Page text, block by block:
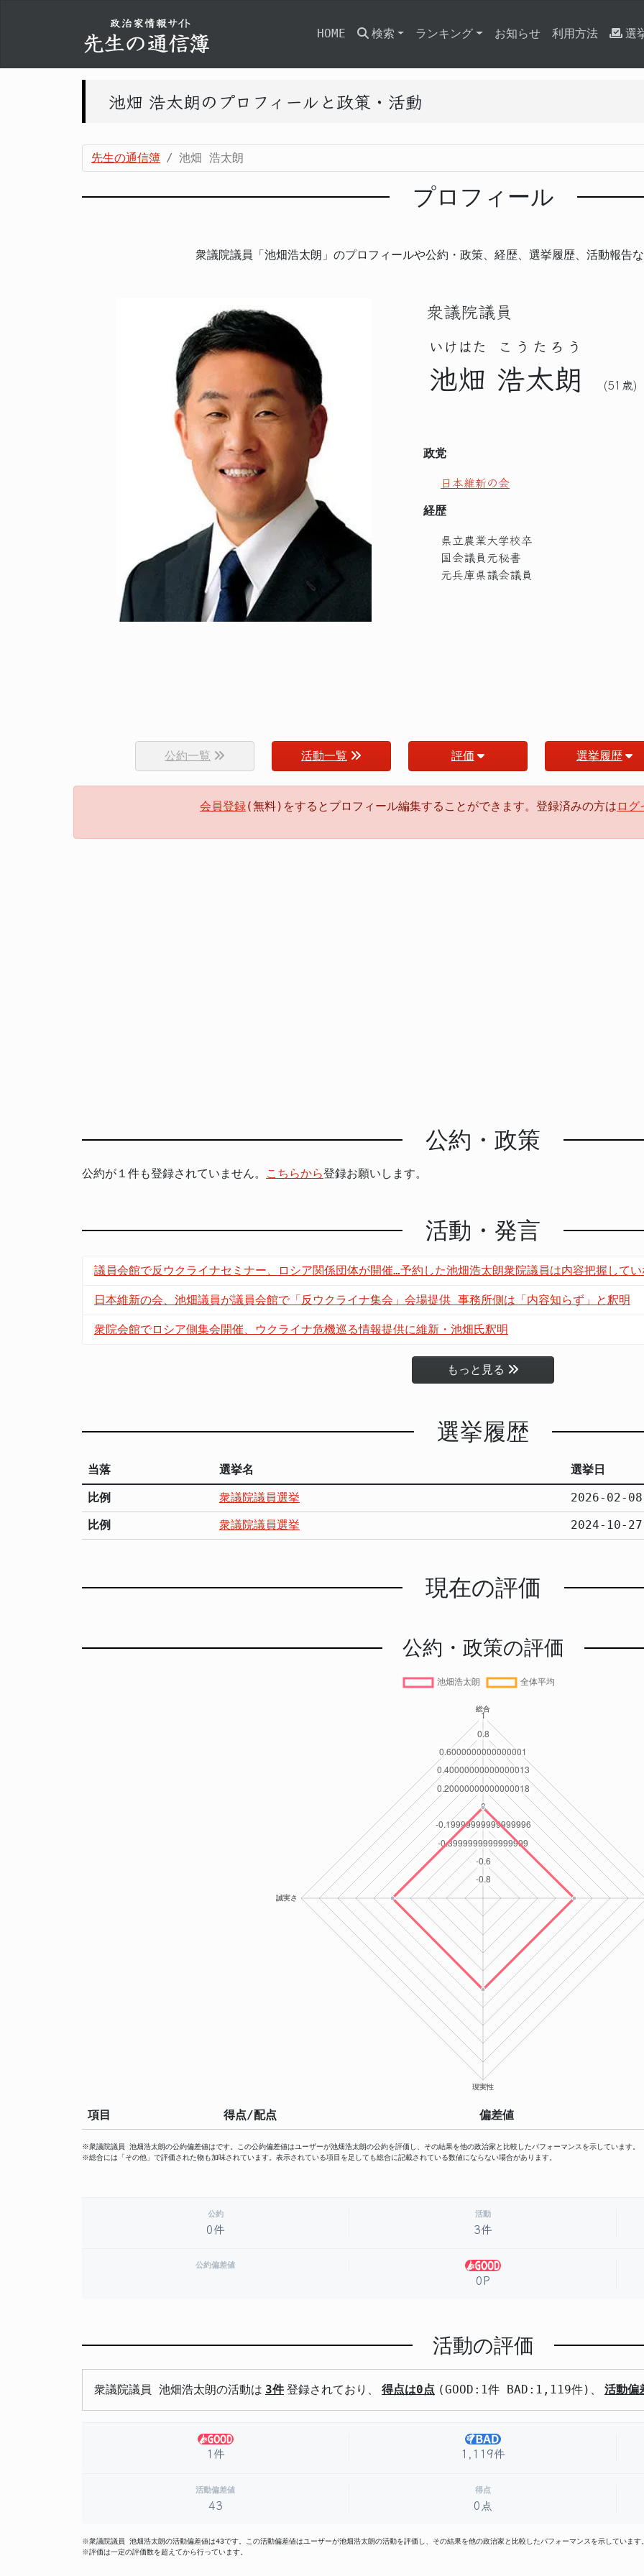
HOME 検索 ランキング お知らせ 利用方法 選
池畑 浩太朗のプロフィールと政策・活動
先生の通信簿 池畑 浩太朗
プロフィール
衆議院議員「池畑浩太朗」のプロフィールや公約・政策、経歴、選挙履歴、活動報告な
衆議院議員
池畑
いけはた
浩太朗
こうたろう
(51歳)
政党
日本維新の会
経歴
県立農業大学校卒
国会議員元秘書
元兵庫県議会議員
公約一覧 活動一覧 評価 選挙履歴
会員登録(無料)をするとプロフィール編集することができます。登録済みの方は ログ
公約・政策
公約が１件も登録されていません。 こちらから登録お願いします。
活動・発言
議員会館で反ウクライナセミナー、ロシア関係団体が開催…予約した池畑浩太朗衆院議員は内容把握して
日本維新の会、池畑議員が議員会館で「反ウクライナ集会」会場提供 事務所側は「内容知らず」と釈明
衆院会館でロシア側集会開催、ウクライナ危機巡る情報提供に維新・池畑氏釈明
もっと見る
選挙履歴
当落 選挙名 選挙日
比例 衆議院議員選挙
2026-02-08
比例
衆議院議員選挙 2024-10-27
現在の評価
公約・政策の評価
項目 得点/配点 偏差値
※衆議院議員 池畑浩太朗の公約偏差値はです。この公約偏差値はユーザーが池畑浩太朗の公約を評価し、その結果を他の政治家と比較したパフォーマンスを示しています。
※総合には「その他」で評価された物も加味されています。表示されている項目を足しても総合に記載されている数値にならない場合があります。
公約
0件
活動
3件
公約偏差値
0P
活動の評価
衆議院議員 池畑浩太朗の活動は 3件 登録されており、 得点は0点 (GOOD:1件 BAD:1,119件)、 活動偏
1件 1,119件
活動偏差値
43
得点
0点
※衆議院議員 池畑浩太朗の活動偏差値は43です。この活動偏差値はユーザーが池畑浩太朗の活動を評価し、その結果を他の政治家と比較したパフォーマンスを示しています。
※評価は一定の評価数を超えてから行っています。